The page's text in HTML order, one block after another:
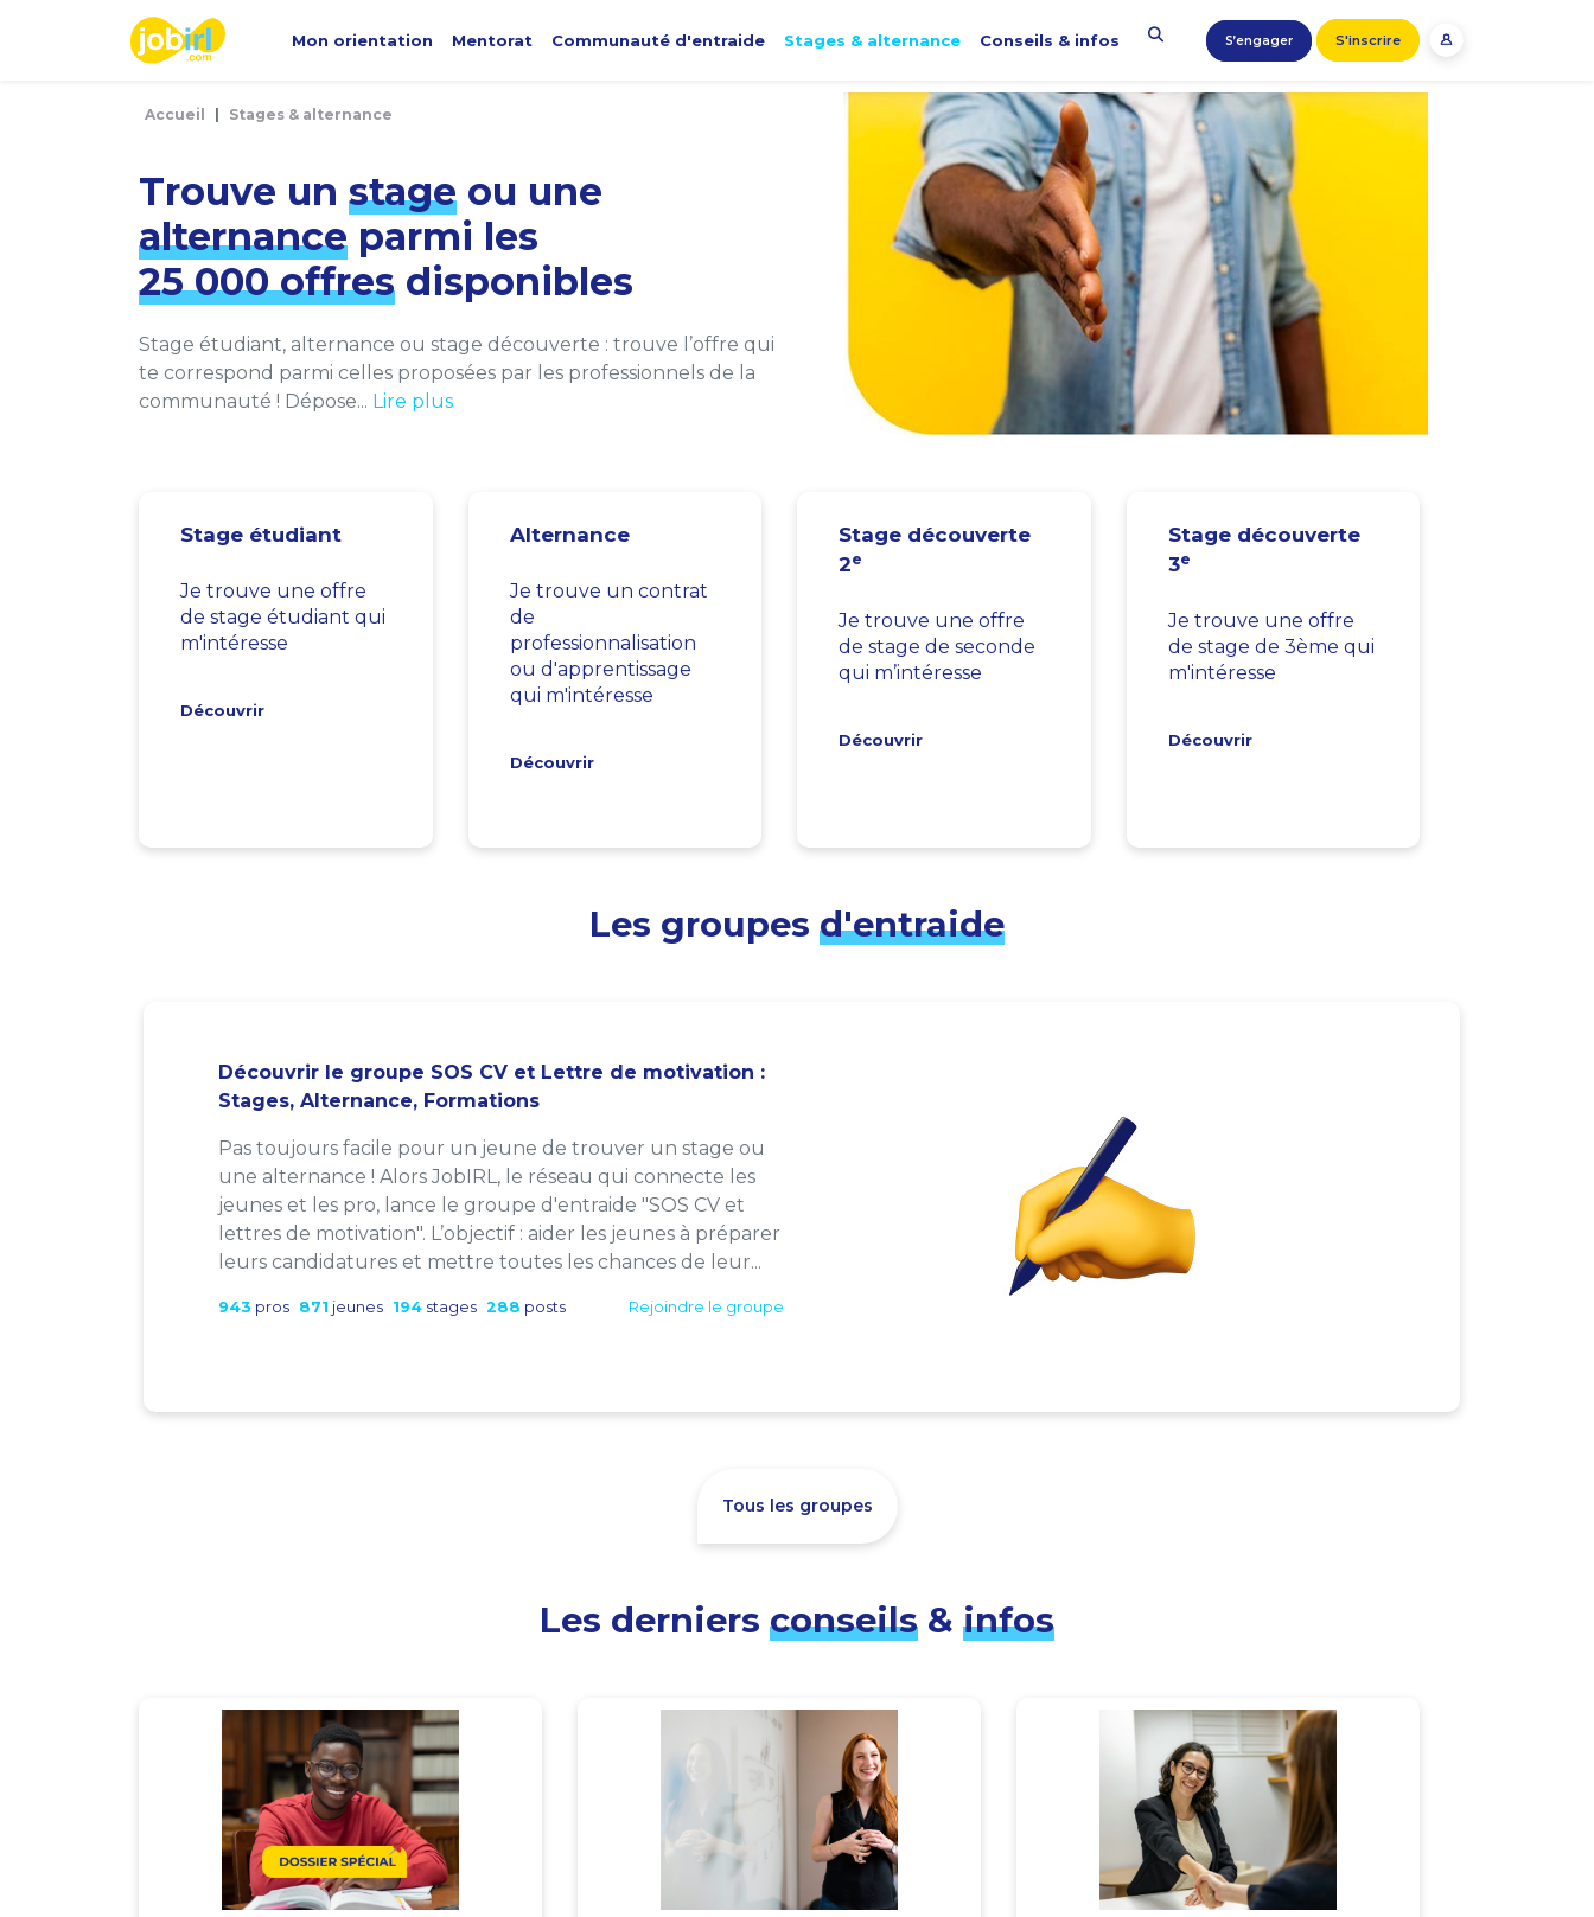
Mon orientation Mentorat Communauté d'entraide Stages & alternance Conseils & infos S’engager S'inscrire
Accueil Stages & alternance
Trouve un stage ou une
alternance parmi les
25 000 offres disponibles
Stage étudiant, alternance ou stage découverte : trouve l’offre qui
te correspond parmi celles proposées par les professionnels de la
communauté ! Dépose... Lire plus
Stage étudiant
Je trouve une offre
de stage étudiant qui
m'intéresse
Découvrir
Alternance
Je trouve un contrat
de
professionnalisation
ou d'apprentissage
qui m'intéresse
Découvrir
Stage découverte
2e
Je trouve une offre
de stage de seconde
qui m’intéresse
Découvrir
Stage découverte
3e
Je trouve une offre
de stage de 3ème qui
m'intéresse
Découvrir
Les groupes d'entraide
Découvrir le groupe SOS CV et Lettre de motivation :
Stages, Alternance, Formations
Pas toujours facile pour un jeune de trouver un stage ou
une alternance ! Alors JobIRL, le réseau qui connecte les
jeunes et les pro, lance le groupe d'entraide "SOS CV et
lettres de motivation". L’objectif : aider les jeunes à préparer
leurs candidatures et mettre toutes les chances de leur...
943 pros 871 jeunes 194 stages 288 posts Rejoindre le groupe
Tous les groupes
Les derniers conseils & infos
Panneau de gestion des cookies